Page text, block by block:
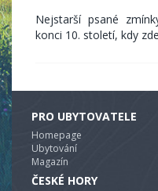
Nejstarší psané
konci 10. století, kdy
PRO UBYTOVATELE
Homepage
Ubytování
Magazín
ČESKÉ HORY